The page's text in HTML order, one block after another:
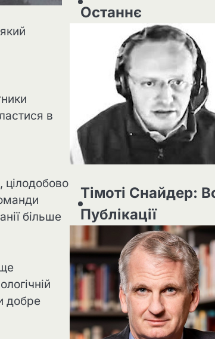
в
, цілодобово
більше
добре
Останнє
Тімоті Снайдер:
Публікації